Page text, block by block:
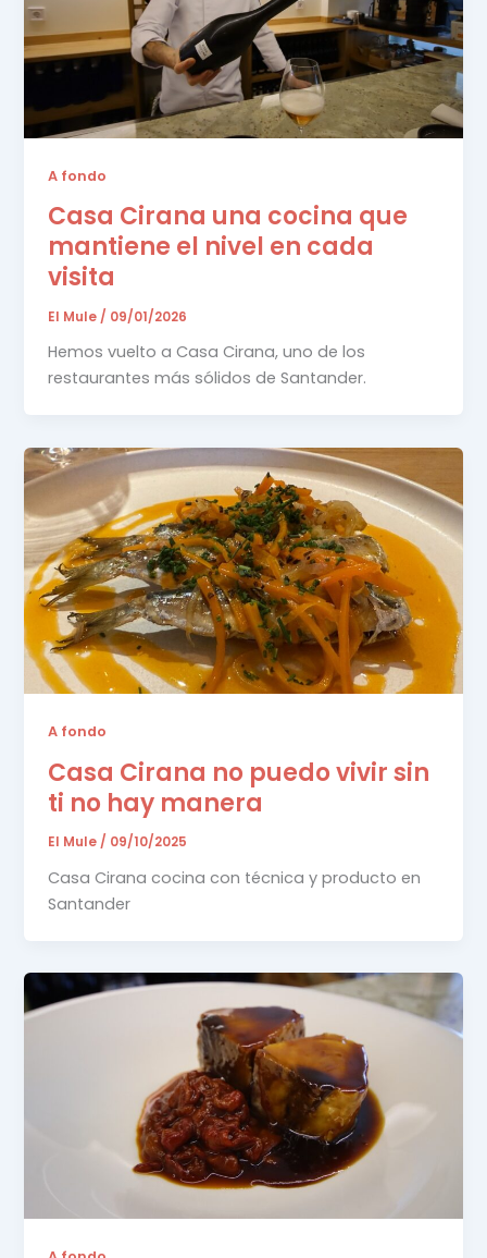
A fondo
Casa Cirana una cocina que
mantiene el nivel en cada
visita
El Mule / 09/01/2026
Hemos vuelto a Casa Cirana, uno de los
restaurantes más sólidos de Santander.
A fondo
Casa Cirana no puedo vivir sin
ti no hay manera
El Mule / 09/10/2025
Casa Cirana cocina con técnica y producto en
Santander